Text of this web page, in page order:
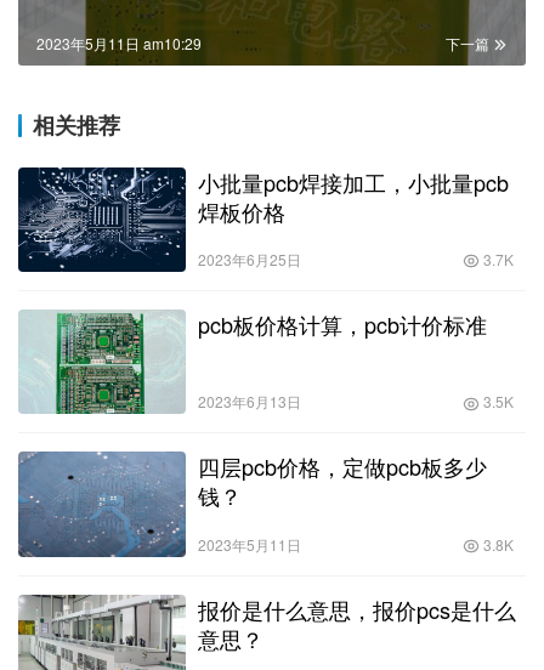
下一篇
2023年5月11日 am10:29
相关推荐
小批量pcb焊接加工，小批量pcb
焊板价格
2023年6月25日 3.7K
pcb板价格计算，pcb计价标准
2023年6月13日 3.5K
四层pcb价格，定做pcb板多少
钱？
2023年5月11日 3.8K
报价是什么意思，报价pcs是什么
意思？